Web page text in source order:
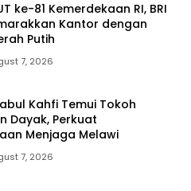
ke-81 Kemerdekaan RI, BRI
Kantor dengan
Putih
7, 2026
Kahfi Temui Tokoh
Dayak, Perkuat
Menjaga Melawi
7, 2026